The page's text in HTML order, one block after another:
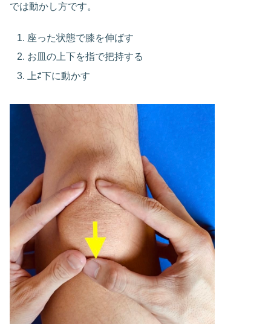
では動かし方です。
座った状態で膝を伸ばす
お皿の上下を指で把持する
上⇄下に動かす